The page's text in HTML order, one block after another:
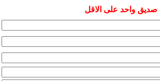
صديق واحد على الاقل